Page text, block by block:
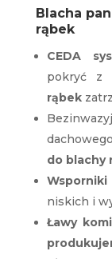
Blacha
rąbek
CEDA
pokryć z
rąbek
do blachy
niskich i
Ławy